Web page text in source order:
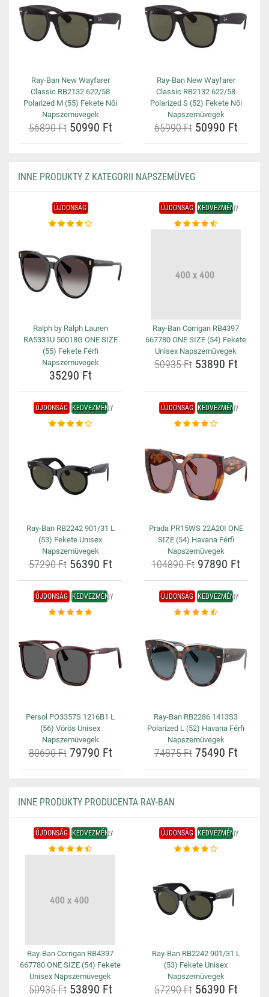
Ray-Ban New Wayfarer
Classic RB2132 622/58
Polarized M (55) Fekete Női
Napszemüvegek
56890 Ft50990 Ft
Ray-Ban New Wayfarer
Classic RB2132 622/58
Polarized S (52) Fekete Női
Napszemüvegek
65990 Ft50990 Ft
INNE PRODUKTY Z KATEGORII NAPSZEMÜVEG
ÚJDONSÁG
Ralph by Ralph Lauren
RA5331U 50018G ONE SIZE
(55) Fekete Férfi
Napszemüvegek
35290 Ft
ÚJDONSÁG KEDVEZMÉNY
Ray-Ban Corrigan RB4397
667780 ONE SIZE (54) Fekete
Unisex Napszemüvegek
50935 Ft53890 Ft
ÚJDONSÁG KEDVEZMÉNY
Ray-Ban RB2242 901/31 L
(53) Fekete Unisex
Napszemüvegek
57290 Ft56390 Ft
ÚJDONSÁG KEDVEZMÉNY
Prada PR15WS 22A20I ONE
SIZE (54) Havana Férfi
Napszemüvegek
104890 Ft 97890 Ft
ÚJDONSÁG KEDVEZMÉNY
Persol PO3357S 1216B1 L
(56) Vörös Unisex
Napszemüvegek
80690 Ft79790 Ft
ÚJDONSÁG KEDVEZMÉNY
Ray-Ban RB2286 1413S3
Polarized L (52) Havana Férfi
Napszemüvegek
74875 Ft75490 Ft
INNE PRODUKTY PRODUCENTA RAY-BAN
ÚJDONSÁG KEDVEZMÉNY
Ray-Ban Corrigan RB4397
667780 ONE SIZE (54) Fekete
Unisex Napszemüvegek
50935 Ft53890 Ft
ÚJDONSÁG KEDVEZMÉNY
Ray-Ban RB2242 901/31 L
(53) Fekete Unisex
Napszemüvegek
57290 Ft56390 Ft